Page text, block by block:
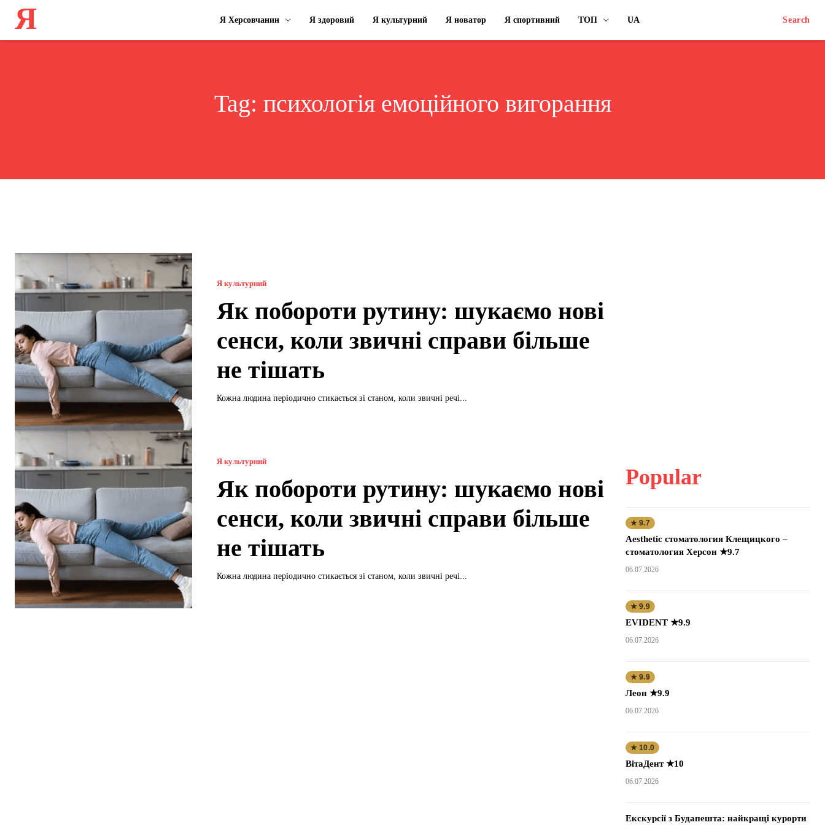
Я Я Херсовчанин Я здоровий Я культурний Я новатор Я спортивний ТОП UA Search
Tag: психологія емоційного вигорання
Я культурний
Як побороти рутину: шукаємо нові
сенси, коли звичні справи більше
не тішать
Кожна людина періодично стикається зі станом, коли звичні речі...
Я культурний
Як побороти рутину: шукаємо нові
сенси, коли звичні справи більше
не тішать
Кожна людина періодично стикається зі станом, коли звичні речі...
Popular
★ 9.7
Aesthetic стоматология Клещицкого –
стоматология Херсон ★9.7
06.07.2026
★ 9.9
EVIDENT ★9.9
06.07.2026
★ 9.9
Леон ★9.9
06.07.2026
★ 10.0
ВітаДент ★10
06.07.2026
Екскурсії з Будапешта: найкращі курорти